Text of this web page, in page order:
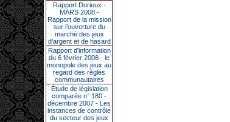
Rapport Durieux -
MARS 2008 -
Rapport de la mission
sur l’ouverture du
marché des jeux
d’argent et de hasard
Rapport d'information
du 6 février 2008 - le
monopole des jeux au
regard des règles
communautaires
Étude de législation
comparée n° 180 -
décembre 2007 - Les
instances de contrôle
du secteur des jeux